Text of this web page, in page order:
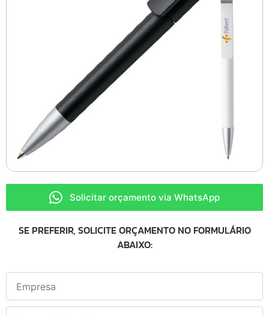
Solicitar orçamento via WhatsApp
SE PREFERIR, SOLICITE ORÇAMENTO NO FORMULÁRIO
ABAIXO: